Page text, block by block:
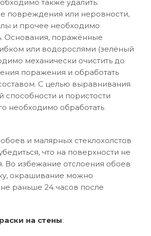
также удалить.
повреждения или неровности,
и прочее необходимо
Основания, поражённые
или водорослями (зелёный
механически очистить до
поражения и обработать
С целью выравнивания
и пористости
необходимо обработать
и малярных стеклохолстов
что на поверхности не
Во избежание отслоения обоев
окрашивание можно
раньше 24 часов после
на стены: